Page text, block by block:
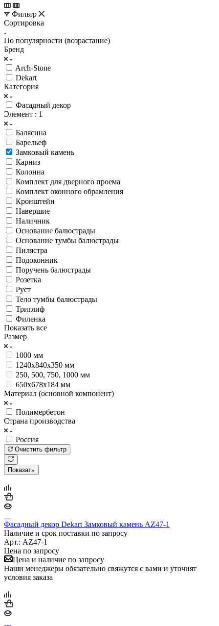
Фильтр
Сортировка
По популярности (возрастание)
Бренд
Arch-Stone
Dekart
Категория
Фасадный декор
Элемент : 1
Балясина
Барельеф
Замковый камень
Карниз
Колонна
Комплект для дверного проема
Комплект оконного обрамления
Кронштейн
Навершие
Наличник
Основание балюстрады
Основание тумбы балюстрады
Пилястра
Подоконник
Поручень балюстрады
Розетка
Руст
Тело тумбы балюстрады
Триглиф
Филенка
Показать все
Размер
1000 мм
1240х840х350 мм
250, 500, 750, 1000 мм
650х678х184 мм
Материал (основной компонент)
Полимербетон
Страна производства
Россия
Очистить фильтр
Показать
Фасадный декор Dekart Замковый камень AZ47-1
Наличие и срок поставки по запросу
Арт.: AZ47-1
Цена по запросу
Цена и наличие по запросу
Наши менеджеры обязательно свяжутся с вами и уточнят
условия заказа